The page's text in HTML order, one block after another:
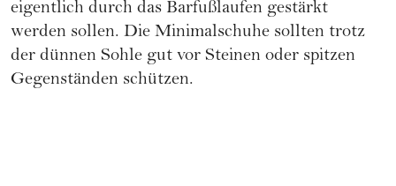
eigentlich durch das Barfußlaufen gestärkt
werden sollen. Die Minimalschuhe sollten trotz
der dünnen Sohle gut vor Steinen oder spitzen
Gegenständen schützen.